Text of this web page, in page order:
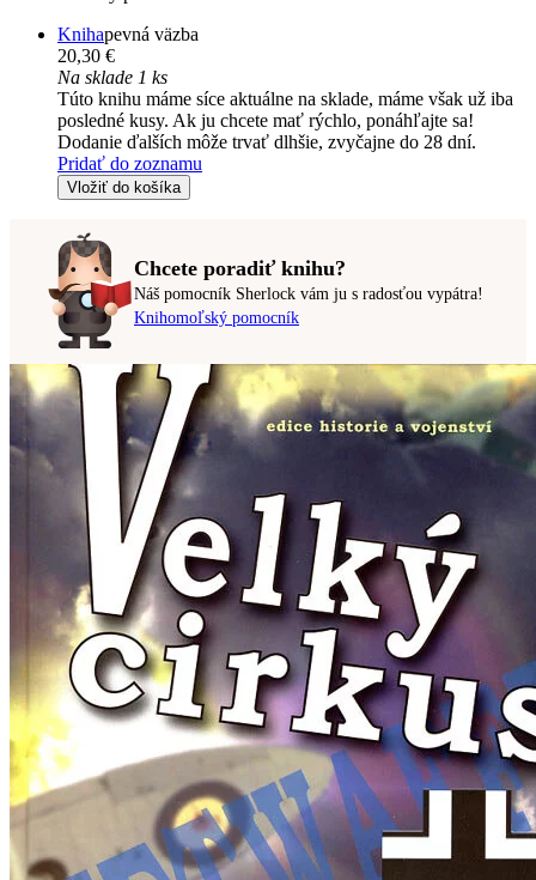
Knihapevná väzba
20,30 €
Na sklade 1 ks
Túto knihu máme síce aktuálne na sklade, máme však už iba
posledné kusy. Ak ju chcete mať rýchlo, ponáhľajte sa!
Dodanie ďalších môže trvať dlhšie, zvyčajne do 28 dní.
Pridať do zoznamu
Vložiť do košíka
Chcete poradiť knihu?
Náš pomocník Sherlock vám ju s radosťou vypátra!
Knihomoľský pomocník